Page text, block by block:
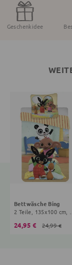
Geschenkidee
Bettwäsche Bing
2 Teile,
24,95 € 24,99 €